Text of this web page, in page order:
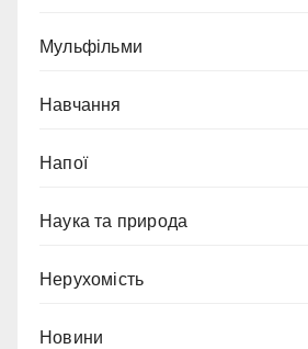
Мульфільми
Навчання
Напої
Наука та природа
Нерухомість
Новини